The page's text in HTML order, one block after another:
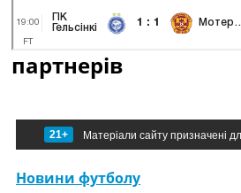
партнерів
21+ Матеріали сайту призначені
Новини футболу